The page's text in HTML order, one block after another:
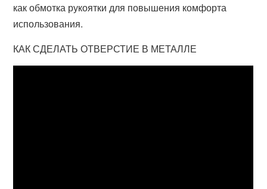
как обмотка рукоятки для повышения комфорта
использования.
КАК СДЕЛАТЬ ОТВЕРСТИЕ В МЕТАЛЛЕ